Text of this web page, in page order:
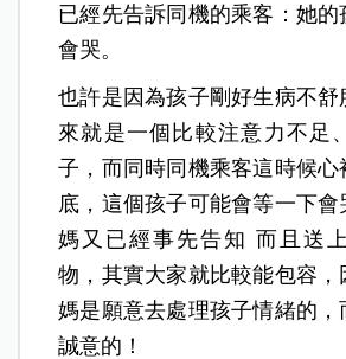
已經先告訴同機的乘客：她
會哭。
也許是因為孩子剛好生病不舒
來就是一個比較注意力不足
子，而同時同機乘客這時候
底，這個孩子可能會等一下
媽又已經事先告知 而且送
物，其實大家就比較能包容
媽是願意去處理孩子情緒的
誠意的！